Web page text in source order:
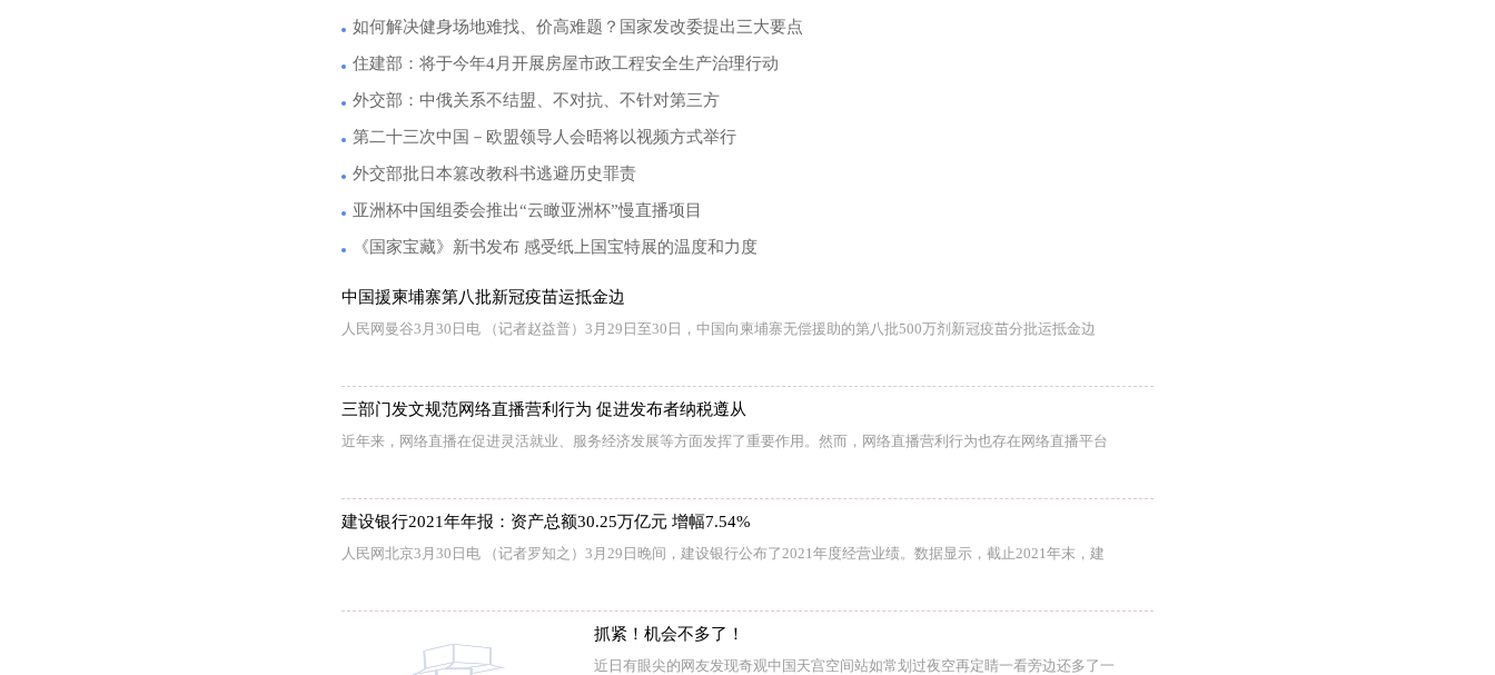
如何解决健身场地难找、价高难题？国家发改委提出三大要点
住建部：将于今年4月开展房屋市政工程安全生产治理行动
外交部：中俄关系不结盟、不对抗、不针对第三方
第二十三次中国－欧盟领导人会晤将以视频方式举行
外交部批日本篡改教科书逃避历史罪责
亚洲杯中国组委会推出“云瞰亚洲杯”慢直播项目
《国家宝藏》新书发布 感受纸上国宝特展的温度和力度
中国援柬埔寨第八批新冠疫苗运抵金边
人民网曼谷3月30日电 （记者赵益普）3月29日至30日，中国向柬埔寨无偿援助的第八批500万剂新冠疫苗分批运抵金边
三部门发文规范网络直播营利行为 促进发布者纳税遵从
近年来，网络直播在促进灵活就业、服务经济发展等方面发挥了重要作用。然而，网络直播营利行为也存在网络直播平台
建设银行2021年年报：资产总额30.25万亿元 增幅7.54%
人民网北京3月30日电 （记者罗知之）3月29日晚间，建设银行公布了2021年度经营业绩。数据显示，截止2021年末，建
抓紧！机会不多了！
近日有眼尖的网友发现奇观中国天宫空间站如常划过夜空再定睛一看旁边还多了一